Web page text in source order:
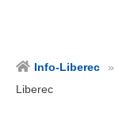
Info-Liberec
Liberec